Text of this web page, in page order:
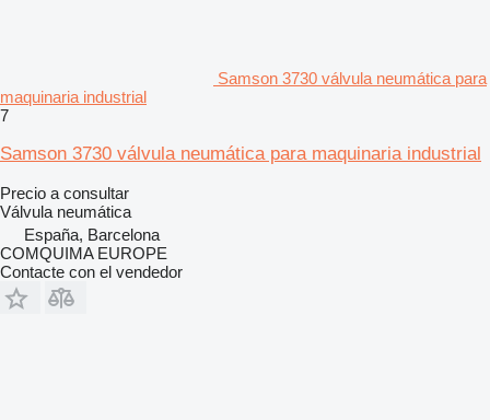
Samson 3730 válvula neumática para
maquinaria industrial
7
Samson 3730 válvula neumática para maquinaria industrial
Precio a consultar
Válvula neumática
España, Barcelona
COMQUIMA EUROPE
Contacte con el vendedor